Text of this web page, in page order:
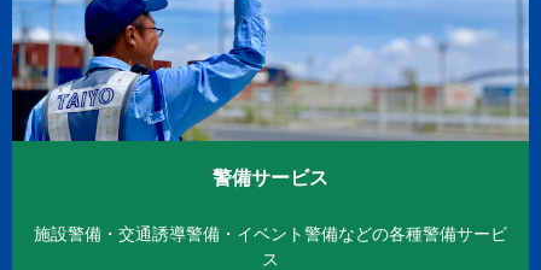
警備サービス
施設警備・交通誘導警備・イベント警備などの各種警備サービ
ス